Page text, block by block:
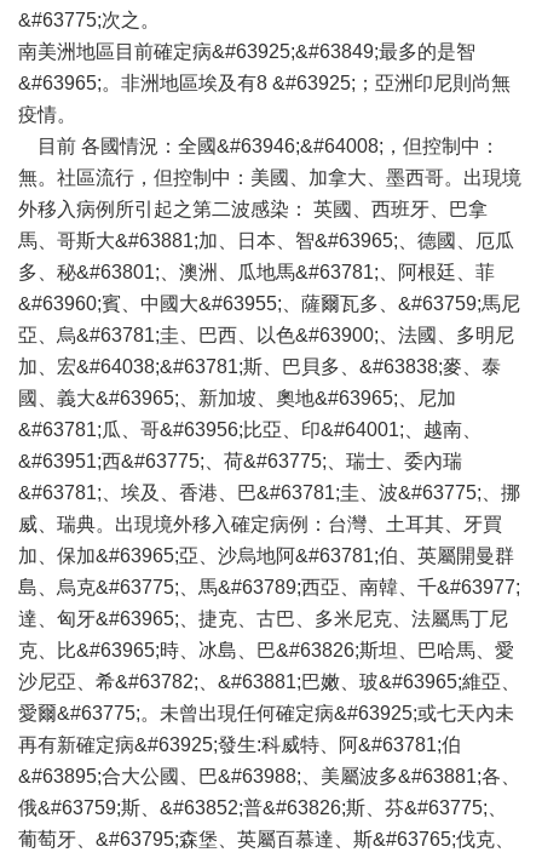
&#63775;次之。
南美洲地區目前確定病&#63925;&#63849;最多的是智
&#63965;。非洲地區埃及有8 &#63925;；亞洲印尼則尚無
疫情。
目前 各國情況：全國&#63946;&#64008;，但控制中：
無。社區流行，但控制中：美國、加拿大、墨西哥。出現境
外移入病例所引起之第二波感染： 英國、西班牙、巴拿
馬、哥斯大&#63881;加、日本、智&#63965;、德國、厄瓜
多、秘&#63801;、澳洲、瓜地馬&#63781;、阿根廷、菲
&#63960;賓、中國大&#63955;、薩爾瓦多、&#63759;馬尼
亞、烏&#63781;圭、巴西、以色&#63900;、法國、多明尼
加、宏&#64038;&#63781;斯、巴貝多、&#63838;麥、泰
國、義大&#63965;、新加坡、奧地&#63965;、尼加
&#63781;瓜、哥&#63956;比亞、印&#64001;、越南、
&#63951;西&#63775;、荷&#63775;、瑞士、委內瑞
&#63781;、埃及、香港、巴&#63781;圭、波&#63775;、挪
威、瑞典。出現境外移入確定病例：台灣、土耳其、牙買
加、保加&#63965;亞、沙烏地阿&#63781;伯、英屬開曼群
島、烏克&#63775;、馬&#63789;西亞、南韓、千&#63977;
達、匈牙&#63965;、捷克、古巴、多米尼克、法屬馬丁尼
克、比&#63965;時、冰島、巴&#63826;斯坦、巴哈馬、愛
沙尼亞、希&#63782;、&#63881;巴嫩、玻&#63965;維亞、
愛爾&#63775;。未曾出現任何確定病&#63925;或七天內未
再有新確定病&#63925;發生:科威特、阿&#63781;伯
&#63895;合大公國、巴&#63988;、美屬波多&#63881;各、
俄&#63759;斯、&#63852;普&#63826;斯、芬&#63775;、
葡萄牙、&#63795;森堡、英屬百慕達、斯&#63765;伐克、